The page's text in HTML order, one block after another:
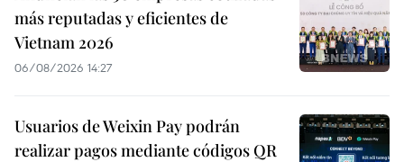
más reputadas y eficientes de
Vietnam 2026
06/08/2026 14:27
Usuarios de Weixin Pay podrán
realizar pagos mediante códigos QR